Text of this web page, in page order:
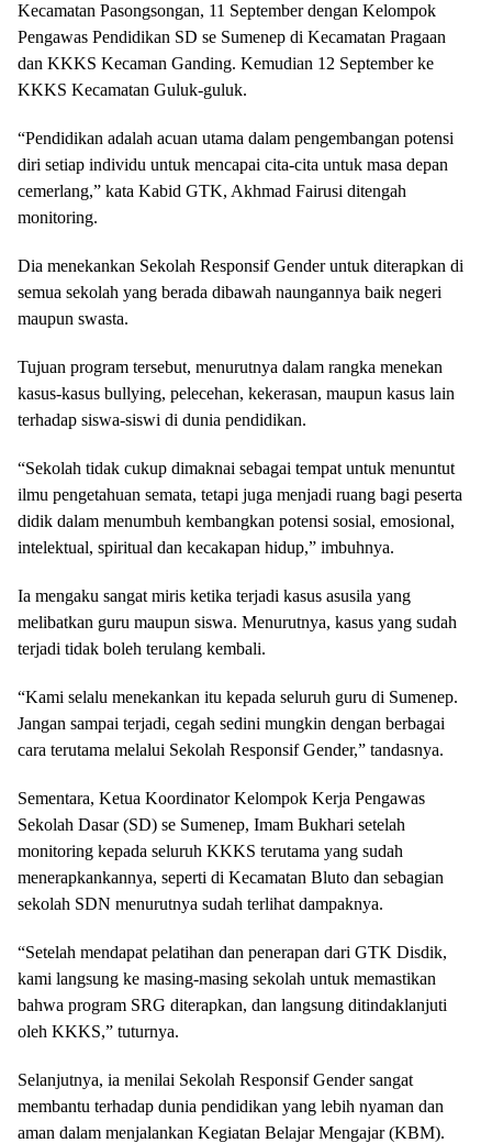
Kecamatan Pasongsongan, 11 September dengan Kelompok
Pengawas Pendidikan SD se Sumenep di Kecamatan Pragaan
dan KKKS Kecaman Ganding. Kemudian 12 September ke
KKKS Kecamatan Guluk-guluk.
“Pendidikan adalah acuan utama dalam pengembangan potensi
diri setiap individu untuk mencapai cita-cita untuk masa depan
cemerlang,” kata Kabid GTK, Akhmad Fairusi ditengah
monitoring.
Dia menekankan Sekolah Responsif Gender untuk diterapkan di
semua sekolah yang berada dibawah naungannya baik negeri
maupun swasta.
Tujuan program tersebut, menurutnya dalam rangka menekan
kasus-kasus bullying, pelecehan, kekerasan, maupun kasus lain
terhadap siswa-siswi di dunia pendidikan.
“Sekolah tidak cukup dimaknai sebagai tempat untuk menuntut
ilmu pengetahuan semata, tetapi juga menjadi ruang bagi peserta
didik dalam menumbuh kembangkan potensi sosial, emosional,
intelektual, spiritual dan kecakapan hidup,” imbuhnya.
Ia mengaku sangat miris ketika terjadi kasus asusila yang
melibatkan guru maupun siswa. Menurutnya, kasus yang sudah
terjadi tidak boleh terulang kembali.
“Kami selalu menekankan itu kepada seluruh guru di Sumenep.
Jangan sampai terjadi, cegah sedini mungkin dengan berbagai
cara terutama melalui Sekolah Responsif Gender,” tandasnya.
Sementara, Ketua Koordinator Kelompok Kerja Pengawas
Sekolah Dasar (SD) se Sumenep, Imam Bukhari setelah
monitoring kepada seluruh KKKS terutama yang sudah
menerapkankannya, seperti di Kecamatan Bluto dan sebagian
sekolah SDN menurutnya sudah terlihat dampaknya.
“Setelah mendapat pelatihan dan penerapan dari GTK Disdik,
kami langsung ke masing-masing sekolah untuk memastikan
bahwa program SRG diterapkan, dan langsung ditindaklanjuti
oleh KKKS,” tuturnya.
Selanjutnya, ia menilai Sekolah Responsif Gender sangat
membantu terhadap dunia pendidikan yang lebih nyaman dan
aman dalam menjalankan Kegiatan Belajar Mengajar (KBM).